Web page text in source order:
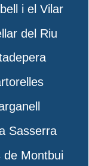
i el Vilar
del Riu
Sasserra
de Montbui